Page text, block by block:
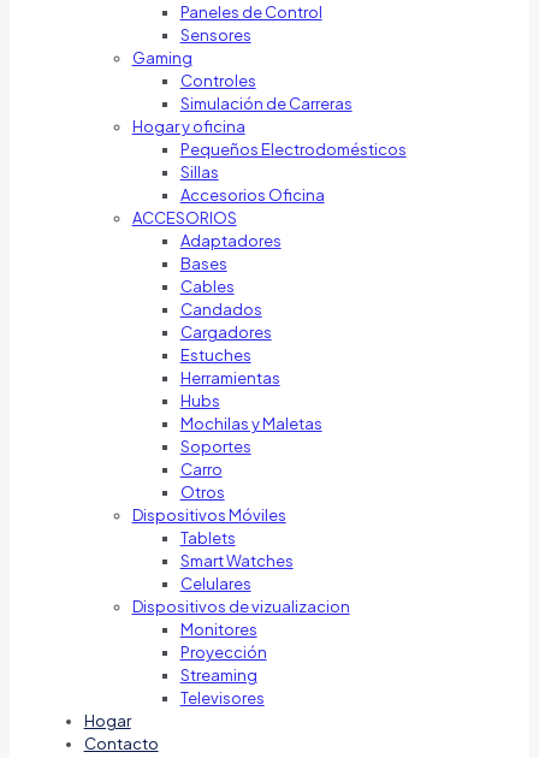
Paneles de Control
Sensores
Gaming
Controles
Simulación de Carreras
Hogar y oficina
Pequeños Electrodomésticos
Sillas
Accesorios Oficina
ACCESORIOS
Adaptadores
Bases
Cables
Candados
Cargadores
Estuches
Herramientas
Hubs
Mochilas y Maletas
Soportes
Carro
Otros
Dispositivos Móviles
Tablets
Smart Watches
Celulares
Dispositivos de vizualizacion
Monitores
Proyección
Streaming
Televisores
Hogar
Contacto